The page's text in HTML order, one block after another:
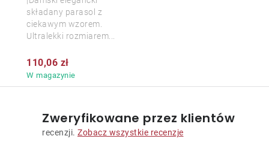
W magazynie
110,06 zł
składany parasol z
ciekawym wzorem.
Ultralekki rozmiarem...
Zweryfikowane przez klientów
recenzji. Zobacz wszystkie recenzje